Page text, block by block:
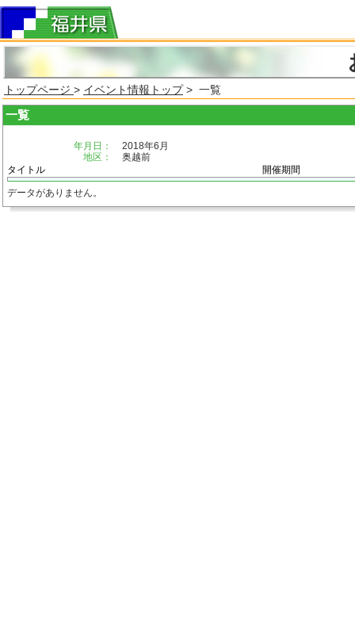
トップページ > イベント情報トップ> 一覧
一覧
年月日：
2018年6月
地区：
奥越前
タイトル
開催期間
データがありません。